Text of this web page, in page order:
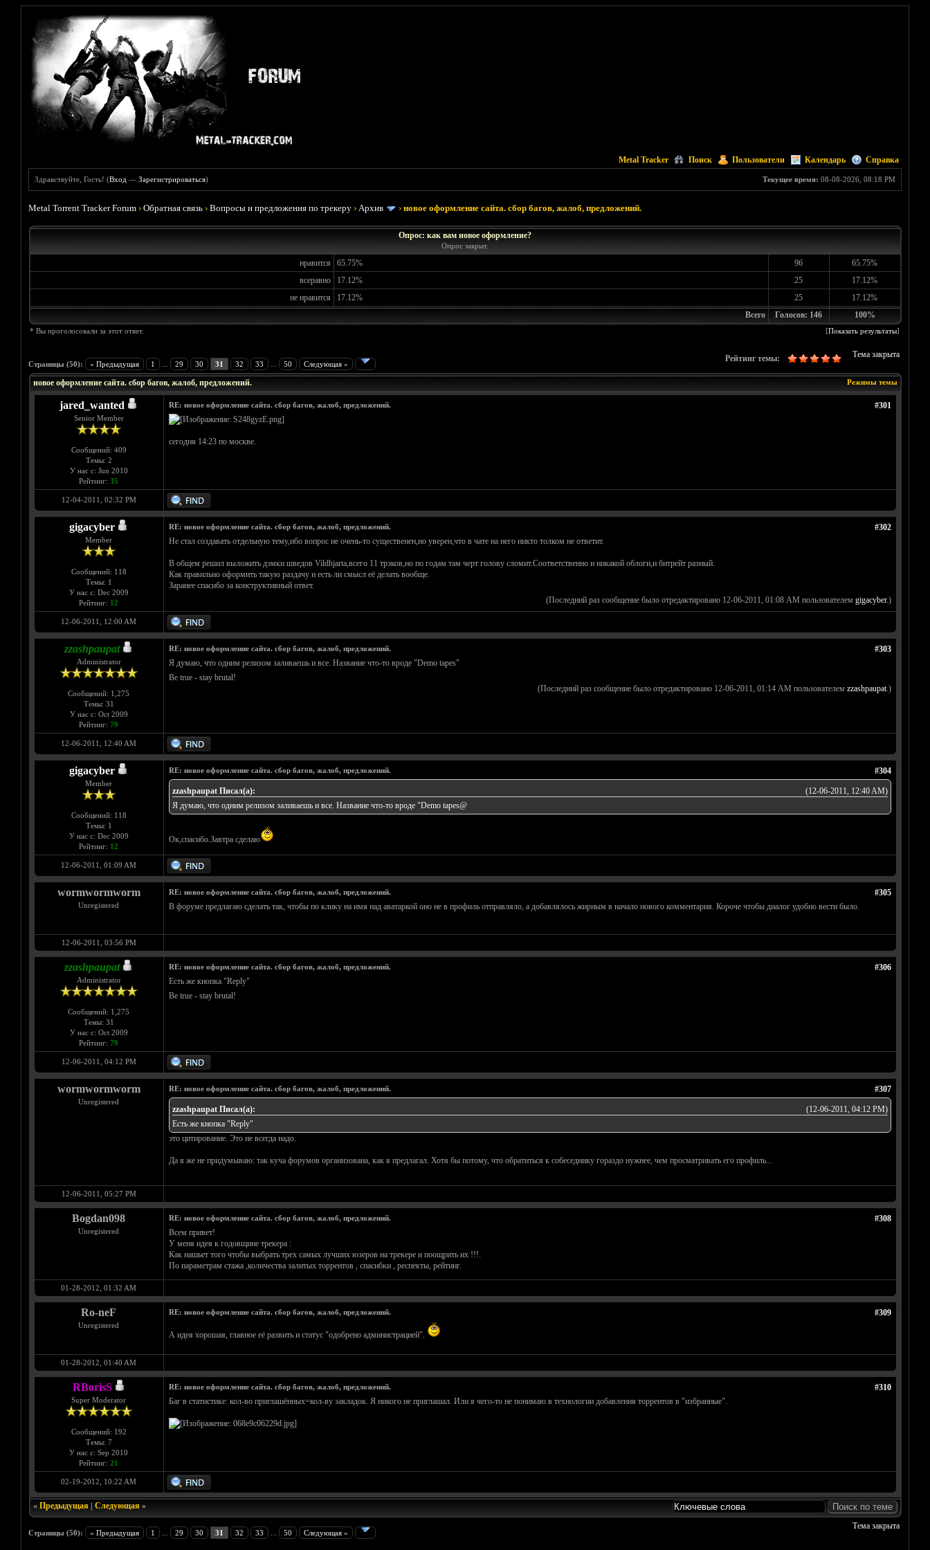
Metal Tracker Поиск Пользователи Календарь Справка
Текущее время: 08-08-2026, 08:18 PM
Здравствуйте, Гость! (Вход —Зарегистрироваться)
Metal Torrent Tracker Forum ›Обратная связь ›Вопросы и предложения по трекеру ›Архив ›новое оформление сайта. сбор багов, жалоб, предложений.
Опрос: как вам новое оформление?
Опрос закрыт.
нравится 65.75% 96
65.75%
всеравно
17.12% 25
17.12%
не нравится
17.12% 25
17.12%
Всего
Голосов: 146 100%
* Вы проголосовали за этот ответ. [Показать результаты]
Страницы (50): « Предыдущая 1 29 30 31 32 33 50 Следующая »
Тема закрыта
Рейтинг темы:
Голосов: 2 - Средняя оценка: 4.5
1
2
3
4
5
Режимы темы
новое оформление сайта. сбор багов, жалоб, предложений.
jared_wanted
Senior Member
Сообщений: 409
Темы: 2
У нас с: Jun 2010
Рейтинг: 35
#301
RE: новое оформление сайта. сбор багов, жалоб, предложений.
сегодня 14:23 по москве.
12-04-2011, 02:32 PM
gigacyber
Member
Сообщений: 118
Темы: 1
У нас с: Dec 2009
Рейтинг: 12
#302
RE: новое оформление сайта. сбор багов, жалоб, предложений.
Не стал создавать отдельную тему,ибо вопрос не очень-то существенен,но уверен,что в чате на него никто толком не ответит.
В общем решил выложить дэмки шведов Vildhjarta,всего 11 трэков,но по годам там черт голову сломит.Соответственно и никакой облоги,и битрейт разный.
Как правильно оформить такую раздачу и есть ли смысл её делать вообще.
Заранее спасибо за конструктивный ответ.
(Последний раз сообщение было отредактировано 12-06-2011, 01:08 AM пользователем gigacyber.)
12-06-2011, 12:00 AM
zzashpaupat
Administrator
Сообщений: 1,275
Темы: 31
У нас с: Oct 2009
Рейтинг: 79
#303
RE: новое оформление сайта. сбор багов, жалоб, предложений.
Я думаю, что одним релизом заливаешь и все. Название что-то вроде "Demo tapes"
Be true - stay brutal!
(Последний раз сообщение было отредактировано 12-06-2011, 01:14 AM пользователем zzashpaupat.)
12-06-2011, 12:40 AM
gigacyber
Member
Сообщений: 118
Темы: 1
У нас с: Dec 2009
Рейтинг: 12
#304
RE: новое оформление сайта. сбор багов, жалоб, предложений.
(12-06-2011, 12:40 AM)
zzashpaupat Писал(а):
Я думаю, что одним релизом заливаешь и все. Название что-то вроде "Demo tapes@
Ок,спасибо.Завтра сделаю
12-06-2011, 01:09 AM
wormwormworm
Unregistered
#305
RE: новое оформление сайта. сбор багов, жалоб, предложений.
В форуме предлагаю сделать так, чтобы по клику на имя над аватаркой оно не в профиль отправляло, а добавлялось жирным в начало нового комментария. Короче чтобы диалог удобно вести было.
12-06-2011, 03:56 PM
zzashpaupat
Administrator
Сообщений: 1,275
Темы: 31
У нас с: Oct 2009
Рейтинг: 79
#306
RE: новое оформление сайта. сбор багов, жалоб, предложений.
Есть же кнопка "Reply"
Be true - stay brutal!
12-06-2011, 04:12 PM
wormwormworm
Unregistered
#307
RE: новое оформление сайта. сбор багов, жалоб, предложений.
(12-06-2011, 04:12 PM)
zzashpaupat Писал(а):
Есть же кнопка "Reply"
это цитирование. Это не всегда надо.
Да я же не придумываю: так куча форумов организована, как я предлагал. Хотя бы потому, что обратиться к собеседнику гораздо нужнее, чем просматривать его профиль...
12-06-2011, 05:27 PM
Bogdan098
Unregistered
#308
RE: новое оформление сайта. сбор багов, жалоб, предложений.
Всем привет!
У меня идея к годовщине трекера :
Как нашьет того чтобы выбрать трех самых лучших юзеров на трекере и поощрить их !!!.
По параметрам стажа ,количества залитых торрентов , спасибки , респекты, рейтинг.
01-28-2012, 01:32 AM
Ro-neF
Unregistered
#309
RE: новое оформление сайта. сбор багов, жалоб, предложений.
А идея хорошая, главное её развить и статус "одобрено администрацией".
01-28-2012, 01:40 AM
RBorisS
Super Moderator
Сообщений: 192
Темы: 7
У нас с: Sep 2010
Рейтинг: 21
#310
RE: новое оформление сайта. сбор багов, жалоб, предложений.
Баг в статистике: кол-во приглашённых=кол-ву закладок. Я никого не приглашал. Или я чего-то не понимаю в технологии добавления торрентов в "избранные".
02-19-2012, 10:22 AM
« Предыдущая| Следующая»
Страницы (50): « Предыдущая 1 29 30 31 32 33 50 Следующая »
Тема закрыта